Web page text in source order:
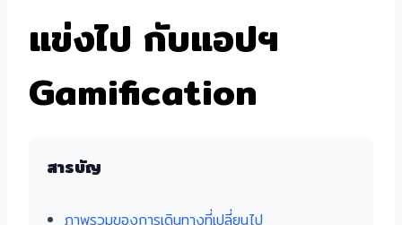
แข่งไป กับแอปฯ
Gamification
สารบัญ
ภาพรวมของการเดินทางที่เปลี่ยนไป